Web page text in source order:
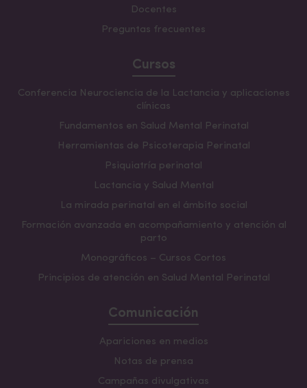
Docentes
Preguntas frecuentes
Cursos
Conferencia Neurociencia de la Lactancia y aplicaciones
clínicas
Fundamentos en Salud Mental Perinatal
Herramientas de Psicoterapia Perinatal
Psiquiatría perinatal
Lactancia y Salud Mental
La mirada perinatal en el ámbito social
Formación avanzada en acompañamiento y atención al
parto
Monográficos – Cursos Cortos
Principios de atención en Salud Mental Perinatal
Comunicación
Apariciones en medios
Notas de prensa
Campañas divulgativas